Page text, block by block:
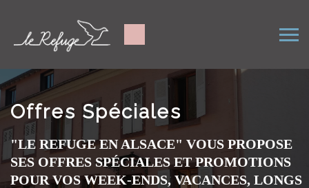
Offres Spéciales
"LE REFUGE EN ALSACE" VOUS PROPOSE
SES OFFRES SPÉCIALES ET PROMOTIONS
POUR VOS WEEK-ENDS, VACANCES, LONGS